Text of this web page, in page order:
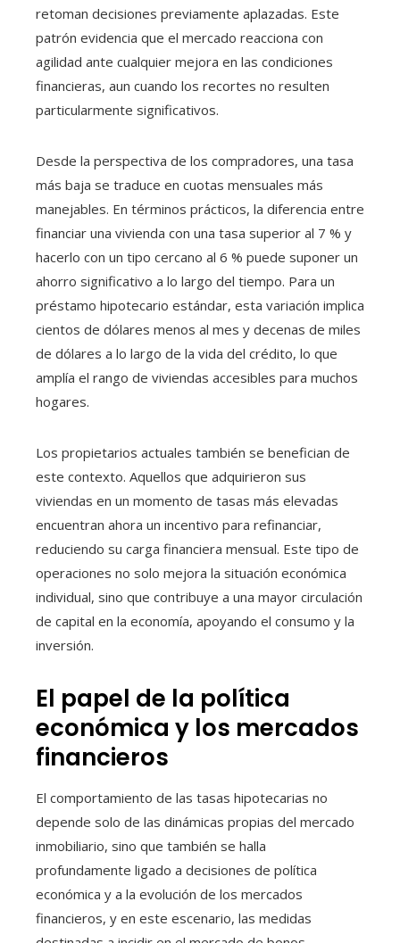
retoman decisiones previamente aplazadas. Este
patrón evidencia que el mercado reacciona con
agilidad ante cualquier mejora en las condiciones
financieras, aun cuando los recortes no resulten
particularmente significativos.
Desde la perspectiva de los compradores, una tasa
más baja se traduce en cuotas mensuales más
manejables. En términos prácticos, la diferencia entre
financiar una vivienda con una tasa superior al 7 % y
hacerlo con un tipo cercano al 6 % puede suponer un
ahorro significativo a lo largo del tiempo. Para un
préstamo hipotecario estándar, esta variación implica
cientos de dólares menos al mes y decenas de miles
de dólares a lo largo de la vida del crédito, lo que
amplía el rango de viviendas accesibles para muchos
hogares.
Los propietarios actuales también se benefician de
este contexto. Aquellos que adquirieron sus
viviendas en un momento de tasas más elevadas
encuentran ahora un incentivo para refinanciar,
reduciendo su carga financiera mensual. Este tipo de
operaciones no solo mejora la situación económica
individual, sino que contribuye a una mayor circulación
de capital en la economía, apoyando el consumo y la
inversión.
El papel de la política
económica y los mercados
financieros
El comportamiento de las tasas hipotecarias no
depende solo de las dinámicas propias del mercado
inmobiliario, sino que también se halla
profundamente ligado a decisiones de política
económica y a la evolución de los mercados
financieros, y en este escenario, las medidas